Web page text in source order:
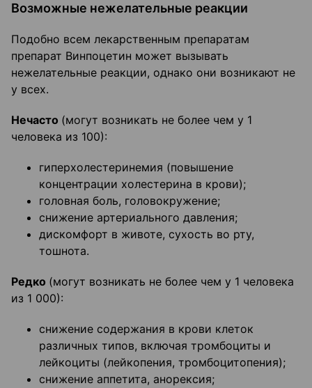
Возможные нежелательные реакции
Подобно всем лекарственным препаратам
препарат Винпоцетин может вызывать
нежелательные реакции, однако они возникают не
у всех.
Нечасто (могут возникать не более чем у 1
человека из 100):
гиперхолестеринемия (повышение
концентрации холестерина в крови);
головная боль, головокружение;
снижение артериального давления;
дискомфорт в животе, сухость во рту,
тошнота.
Редко (могут возникать не более чем у 1 человека
из 1 000):
снижение содержания в крови клеток
различных типов, включая тромбоциты и
лейкоциты (лейкопения, тромбоцитопения);
снижение аппетита, анорексия;